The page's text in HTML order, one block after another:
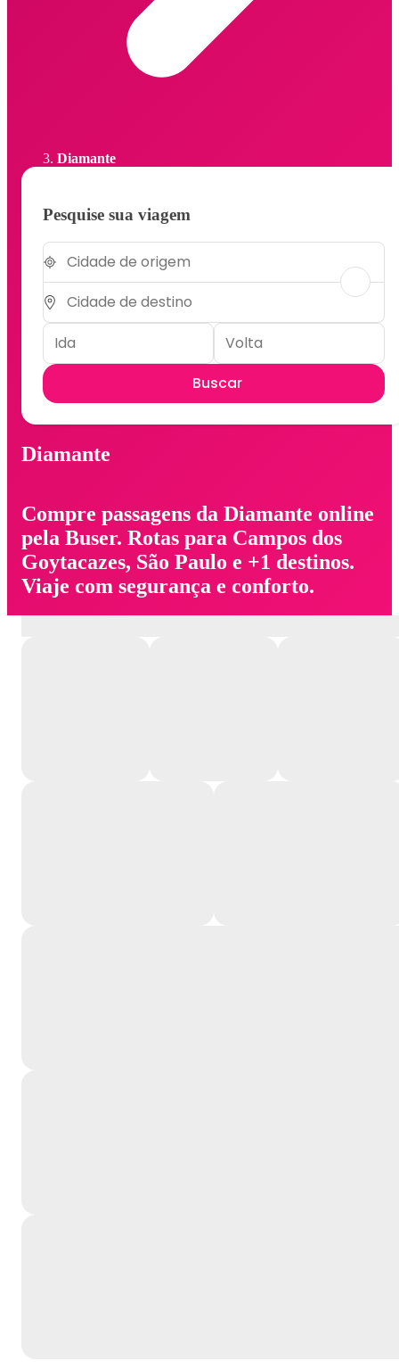
Diamante
Diamante
Compre passagens da Diamante online
pela Buser. Rotas para Campos dos
Goytacazes, São Paulo e +1 destinos.
Viaje com segurança e conforto.
Pesquise sua viagem
Buscar